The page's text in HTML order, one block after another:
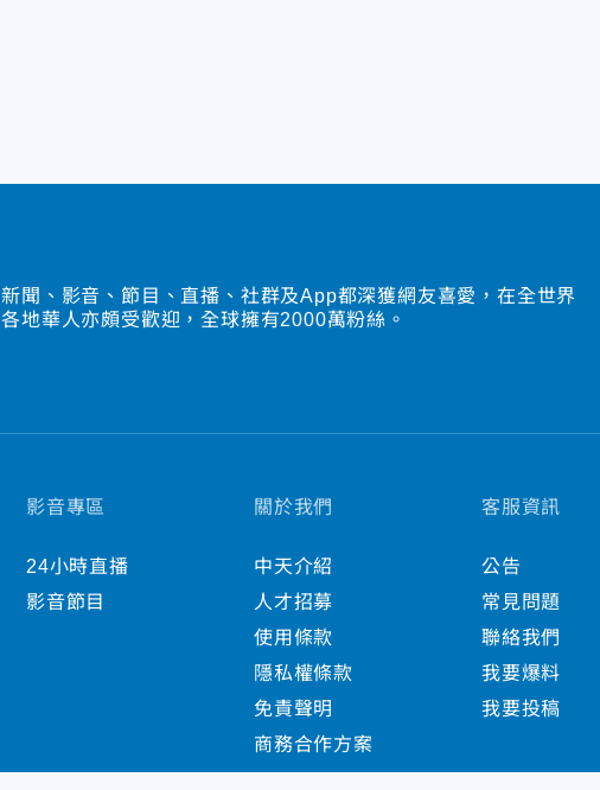
新聞、影音、節目、直播、社群及App都深獲網友喜愛，在全世界
各地華人亦頗受歡迎，全球擁有2000萬粉絲。
影音專區
24小時直播
影音節目
關於我們
中天介紹
人才招募
使用條款
隱私權條款
免責聲明
商務合作方案
客服資訊
公告
常見問題
聯絡我們
我要爆料
我要投稿